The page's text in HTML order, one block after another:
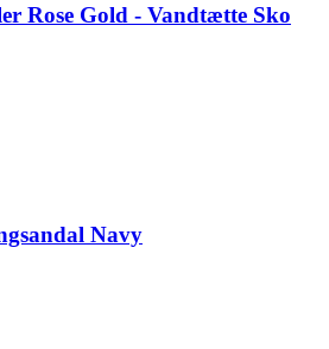
Rose Gold - Vandtætte Sko
Navy